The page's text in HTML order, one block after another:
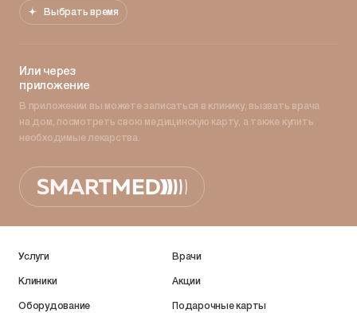
Выбрать время
Или через
приложение
В приложении вы можете записаться в клинику, вызвать врача
на дом, посмотреть свою медицинскую карту, а также купить
необходимые лекарства.
Услуги Врачи
Клиники Акции
Оборудование Подарочные карты